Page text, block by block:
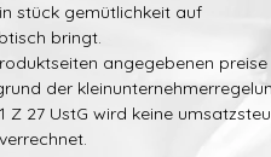
stück gemütlichkeit auf
bringt.
angegebenen preise
der
Z 27 UstG wird keine